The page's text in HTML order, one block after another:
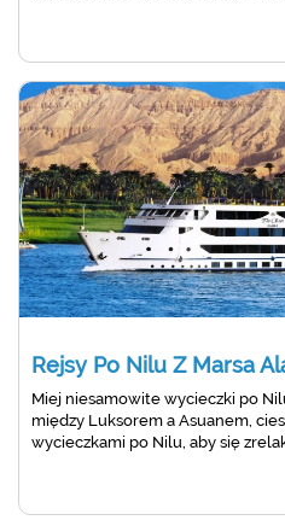
Rejsy Po Nilu Z Marsa
Miej niesamowite wycieczki po
między Luksorem a Asuanem,
wycieczkami po Nilu, aby się
między Luksorem a Asuanem są